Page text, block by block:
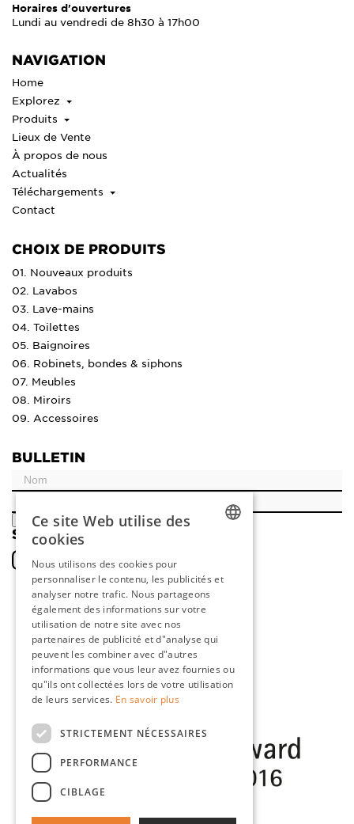
Horaires d'ouvertures
Lundi au vendredi de 8h30 à 17h00
NAVIGATION
Home
Explorez
Produits
Lieux de Vente
À propos de nous
Actualités
Téléchargements
Contact
CHOIX DE PRODUITS
01. Nouveaux produits
02. Lavabos
03. Lave-mains
04. Toilettes
05. Baignoires
06. Robinets, bondes & siphons
07. Meubles
08. Miroirs
09. Accessoires
BULLETIN
ENREGISTRER
SOCIAL
ENGLISH
FRENCH
GERMAN
Ce site Web utilise des
cookies
Nous utilisons des cookies pour
personnaliser le contenu, les publicités et
analyser notre trafic. Nous partageons
également des informations sur votre
utilisation de notre site avec nos
partenaires de publicité et d"analyse qui
peuvent les combiner avec d"autres
informations que vous leur avez fournies ou
qu"ils ont collectées lors de votre utilisation
de leurs services. En savoir plus
STRICTEMENT NÉCESSAIRES
PERFORMANCE
CIBLAGE